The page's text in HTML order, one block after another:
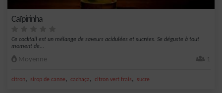
Caïpirinha
Ce cocktail est un mélange de saveurs acidulées et sucrées. Se déguste à tout
moment de...
Moyenne 1
citron, sirop de canne, cachaça, citron vert frais, sucre